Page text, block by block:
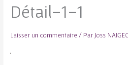
Détail-1-1
Laisser un commentaire / Par Joss